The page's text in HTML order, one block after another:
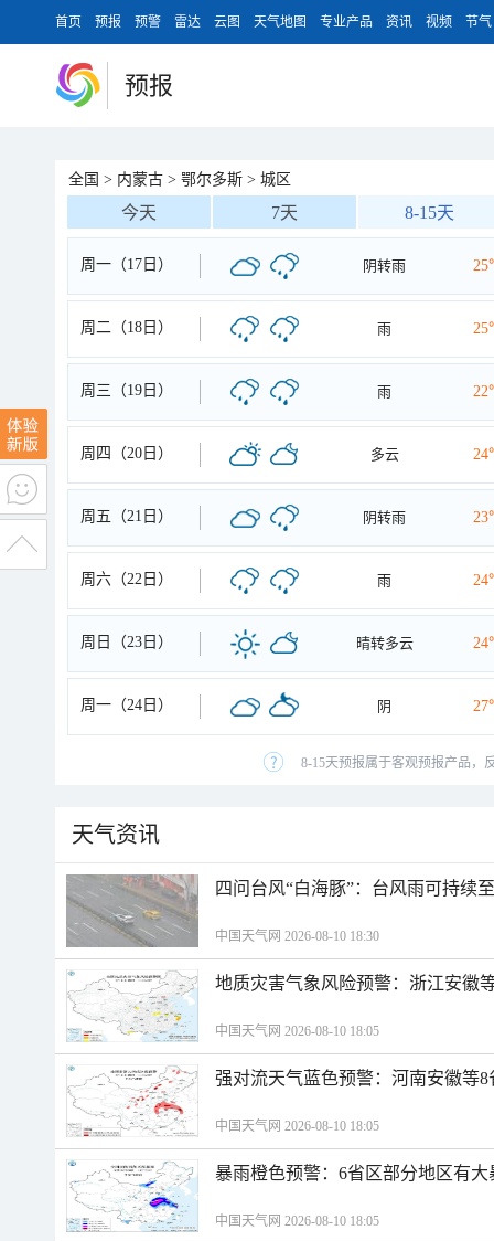
首页 预报 预警 雷达 云图 天气地图 专业产品 资讯 视频 节气
预报
全国 > 内蒙古 > 鄂尔多斯 > 城区
今天 7天 8-15天
周一（17日） 阴转雨
周二（18日） 雨
周三（19日） 雨
周四（20日） 多云
周五（21日） 阴转雨
周六（22日） 雨
周日（23日） 晴转多云
周一（24日） 阴
8-15天预报属于客观预报产品，
天气资讯
四问台风“白海豚”：台风雨可持续
中国天气网 2026-08-10 18:30
地质灾害气象风险预警：浙江安徽
中国天气网 2026-08-10 18:05
强对流天气蓝色预警：河南安徽等
中国天气网 2026-08-10 18:05
暴雨橙色预警：6省区部分地区有
中国天气网 2026-08-10 18:05